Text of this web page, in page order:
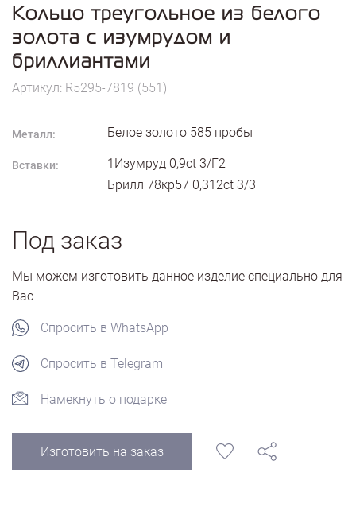
Кольцо треугольное из белого
золота с изумрудом и
бриллиантами
Артикул: R5295-7819 (551)
Металл: Белое золото 585 пробы
Вставки:
1Изумруд 0,9ct 3/Г2
Брилл 78кр57 0,312ct 3/3
Под заказ
Мы можем изготовить данное изделие специально для
Вас
Спросить в WhatsApp
Спросить в Telegram
Намекнуть о подарке
Изготовить на заказ